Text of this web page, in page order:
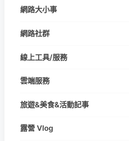
網路大小事
網路社群
線上工具/服務
雲端服務
旅遊&美食&活動記事
露營 Vlog